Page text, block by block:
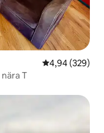
4,94 av 5 i
4,94 (329)
T